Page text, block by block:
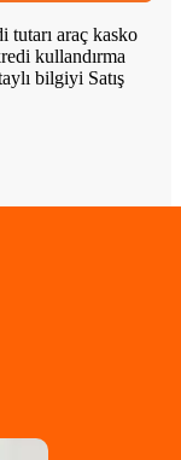
tutarı araç kasko
kullandırma
bilgiyi Satış